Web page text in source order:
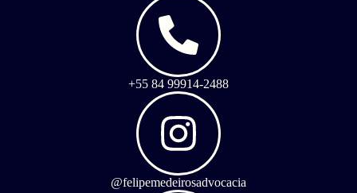
+55 84 99914-2488
@felipemedeirosadvocacia